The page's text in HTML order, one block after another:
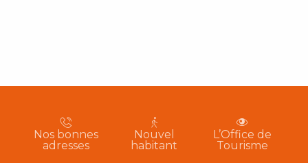
Nos bonnes
adresses
Nouvel
habitant
L’Office de
Tourisme